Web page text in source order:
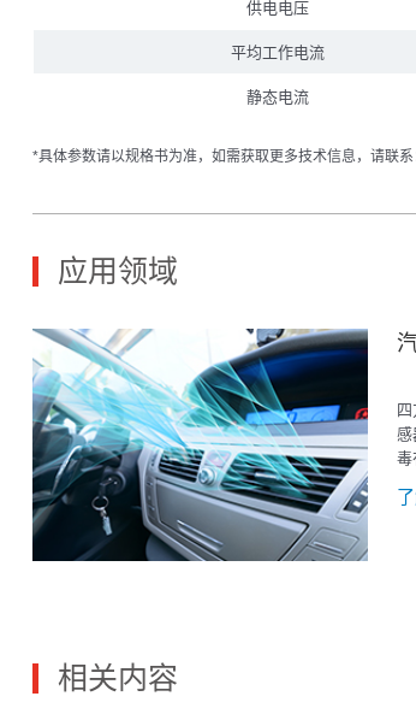
供电电压
平均工作电流
静态电流
*具体参数请以规格书为准，如需获取更多技术信息，请联
应用领域
感
毒
相关内容